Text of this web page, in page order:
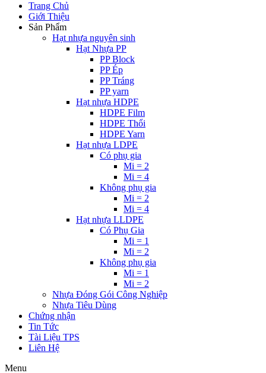
Trang Chủ
Giới Thiệu
Sản Phẩm
Hạt nhựa nguyên sinh
Hạt Nhựa PP
PP Block
PP Ép
PP Tráng
PP yarn
Hạt nhựa HDPE
HDPE Film
HDPE Thổi
HDPE Yarn
Hạt nhựa LDPE
Có phụ gia
Mi = 2
Mi = 4
Không phụ gia
Mi = 2
Mi = 4
Hạt nhựa LLDPE
Có Phụ Gia
Mi = 1
Mi = 2
Không phụ gia
Mi = 1
Mi = 2
Nhựa Đóng Gói Công Nghiệp
Nhựa Tiêu Dùng
Chứng nhận
Tin Tức
Tài Liệu TPS
Liên Hệ
Menu